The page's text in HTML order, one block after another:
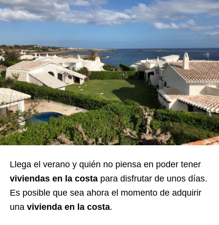
Llega el verano y quién no piensa en poder tener
viviendas en la costa para disfrutar de unos días.
Es posible que sea ahora el momento de adquirir
una vivienda en la costa.